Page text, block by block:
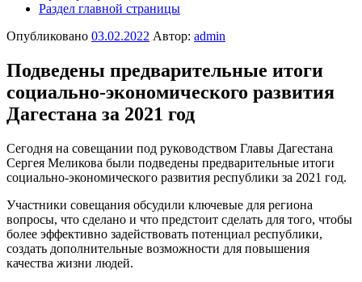
Раздел главной страницы
Опубликовано 03.02.2022 Автор: admin
Подведены предварительные итоги
социально-экономического развития
Дагестана за 2021 год
Сегодня на совещании под руководством Главы Дагестана
Сергея Меликова были подведены предварительные итоги
социально-экономического развития республики за 2021 год.
Участники совещания обсудили ключевые для региона
вопросы, что сделано и что предстоит сделать для того, чтобы
более эффективно задействовать потенциал республики,
создать дополнительные возможности для повышения
качества жизни людей.